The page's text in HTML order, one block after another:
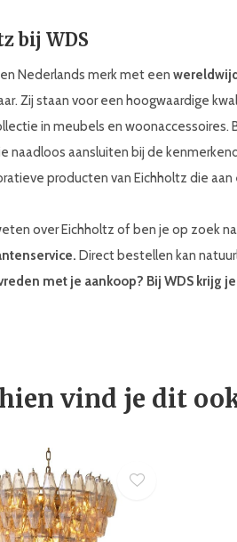
bij WDS
Nederlands merk met een
Zij staan voor een hoogwaardige
in meubels en woonaccessoires.
naadloos aansluiten bij de
producten van Eichholtz die
over Eichholtz of ben je op zoek
Direct bestellen kan
met je aankoop? Bij WDS krijg
vind je dit